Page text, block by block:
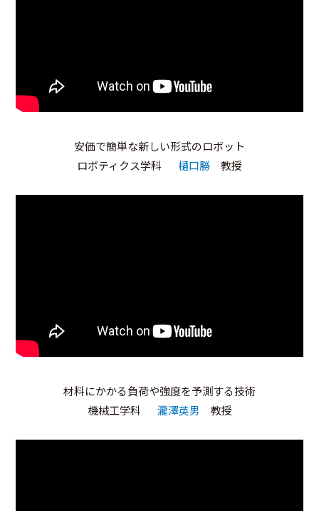
安価で簡単な新しい形式のロボット
ロボティクス学科
樋口勝 教授
材料にかかる負荷や強度を予測する技術
機械工学科
瀧澤英男 教授